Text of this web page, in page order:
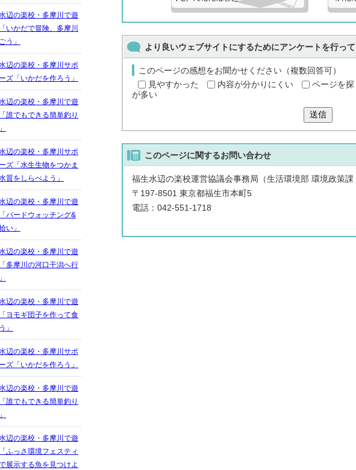
より良いウェブサイトにするためにアンケートを行っ
このページの感想をお聞かせください（複数回答可）
見やすかった
内容が分かりにくい ページを
が多い
送信
このページに関するお問い合わせ
福生水辺の楽校運営協議会事務局（生活環境部 環境政策課
〒197-8501 東京都福生市本町5
電話：042-551-1718
辺の楽校・多摩川で遊
いかだで冒険、多摩川
う」
辺の楽校・多摩川サポ
ズ「いかだを作ろう」
辺の楽校・多摩川で遊
誰でもできる簡単釣り
辺の楽校・多摩川サポ
ズ「水生生物をつかま
質をしらべよう」
辺の楽校・多摩川で遊
バードウォッチング&
い」
辺の楽校・多摩川で遊
多摩川の河口干潟へ行
辺の楽校・多摩川で遊
ヨモギ団子を作って食
」
辺の楽校・多摩川サポ
ズ「いかだを作ろう」
辺の楽校・多摩川で遊
誰でもできる簡単釣り
辺の楽校・多摩川で遊
ふっさ環境フェスティ
展示する魚を見つけよ